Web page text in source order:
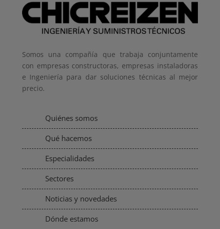
Somos una compañía que trabaja conjuntamente
con empresas constructoras, empresas instaladoras
e Ingeniería para dar soluciones técnicas al mejor
precio.
Quiénes somos
Qué hacemos
Especialidades
Sectores
Noticias y novedades
Dónde estamos